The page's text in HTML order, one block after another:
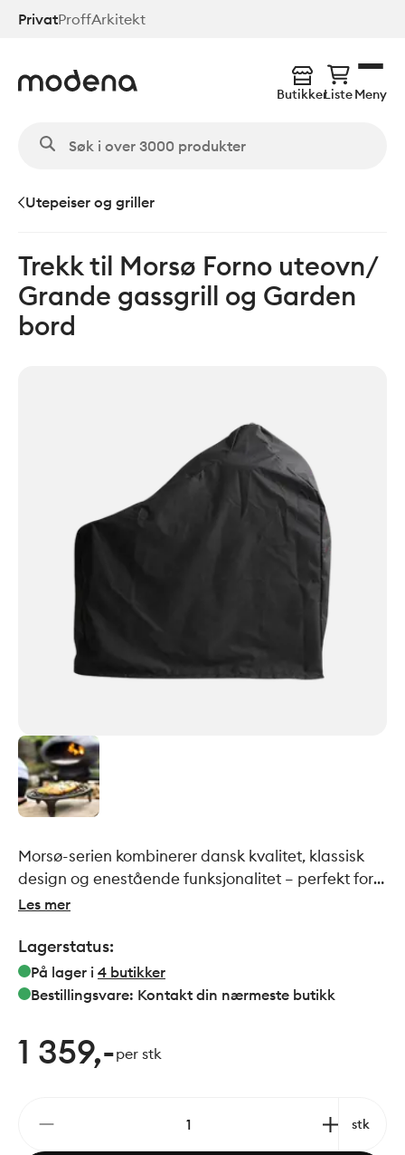
Hopp
PrivatProffArkitekt
ButikkerListeMeny
Utepeiser og griller
Trekk til Morsø Forno uteovn/
Grande gassgrill og Garden
bord
Morsø-serien kombinerer dansk kvalitet, klassisk
design og enestående funksjonalitet – perfekt for
deg som vil skape unike uteopplevelser hele året.
pizzaovner og fleksible løsninger som er langt mer
enn bare en vanlig grill. Inviter venner og familie til
gode stunder rundt levende flammer, smakfulle
Les mer
Lagerstatus:
På lager i 4 butikker
Bestillingsvare: Kontakt din nærmeste butikk
1 359,-per stk
stk